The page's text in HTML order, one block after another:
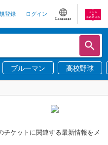
登録 ログイン
Language
ブルーマン 高校野球
チケットに関連する最新情報をメ